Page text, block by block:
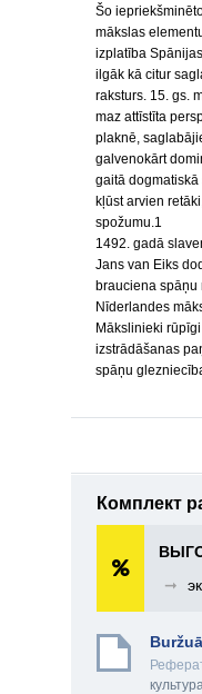
Šo
mākslas
izplatība
ilgāk kā citur
raksturs. 15. gs.
maz attīstīta
plaknē,
galvenokārt
gaitā
kļūst arvien
spožumu.1
1492. gadā
Jans van Eiks
brauciena spāņu
Nīderlandes
Mākslinieki
izstrādāšanas
spāņu
Комплект
➞